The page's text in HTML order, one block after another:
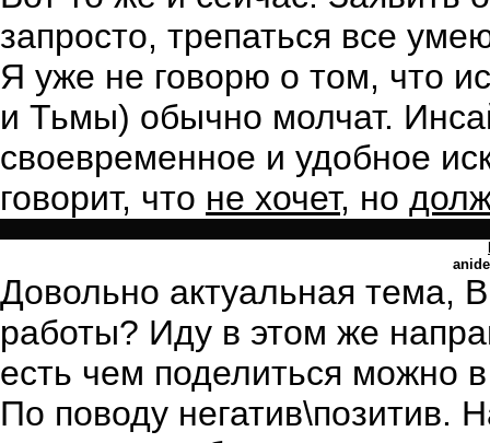
запросто, трепаться все
Я уже не говорю о том, что
и Тьмы) обычно молчат.
своевременное и удобное
говорит, что не хочет, но
Довольно актуальная тема,
работы? Иду в этом же
есть чем поделиться можно в
По поводу негатив\позитив.